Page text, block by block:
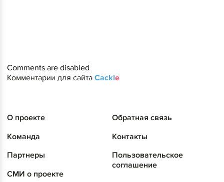
Comments are disabled
Комментарии для сайта Cackle
О проекте
Команда
Партнеры
СМИ о проекте
Обратная связь
Контакты
Пользовательское
соглашение